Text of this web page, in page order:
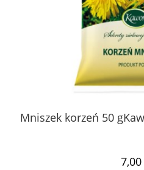
Mniszek korzeń 50
7,00